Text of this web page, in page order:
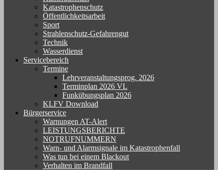
Katastrophenschutz
Öffentlichkeitsarbeit
Sport
Strahlenschutz-Gefahrengut
Technik
Wasserdienst
Servicebereich
Termine
Lehrveranstaltungsprog. 2026
Terminplan 2026 VL
Funkübungsplan 2026
KLFV Download
Bürgerservice
Warnungen AT-Alert
LEISTUNGSBERICHTE
NOTRUFNUMMERN
Warn- und Alarmsignale im Katastrophenfall
Was tun bei einem Blackout
Verhalten im Brandfall